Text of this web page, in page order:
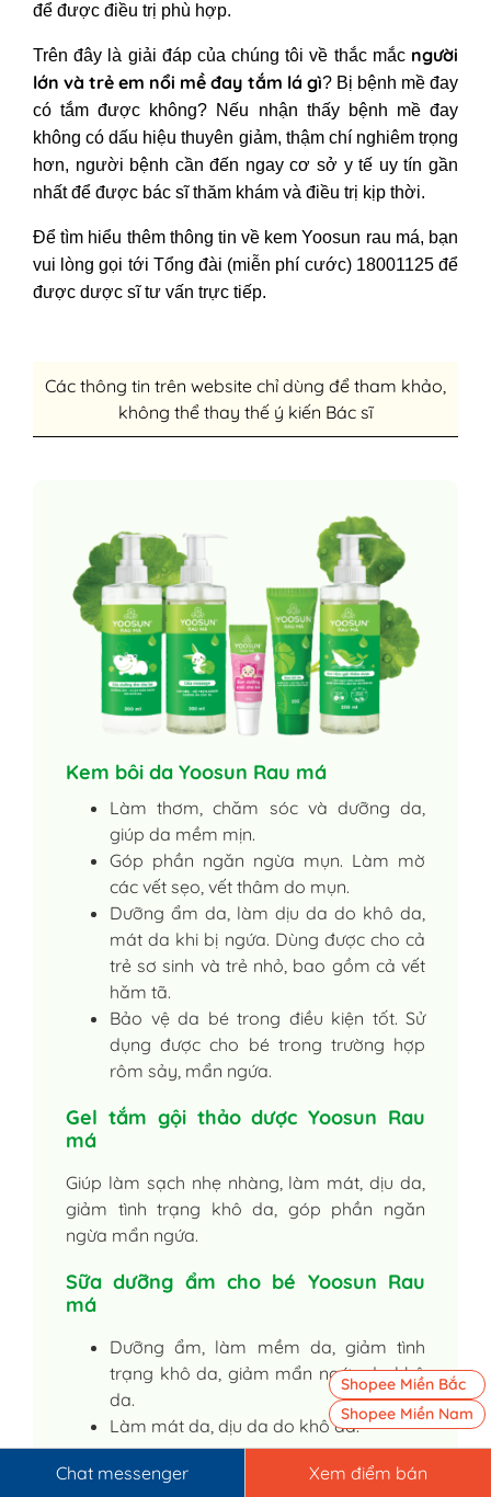
để được điều trị phù hợp.
Trên đây là giải đáp của chúng tôi về thắc mắc người
lớn và trẻ em nổi mề đay tắm lá gì? Bị bệnh mề đay
có tắm được không? Nếu nhận thấy bệnh mề đay
không có dấu hiệu thuyên giảm, thậm chí nghiêm trọng
hơn, người bệnh cần đến ngay cơ sở y tế uy tín gần
nhất để được bác sĩ thăm khám và điều trị kịp thời.
Để tìm hiểu thêm thông tin về kem Yoosun rau má, bạn
vui lòng gọi tới Tổng đài (miễn phí cước) 18001125 để
được dược sĩ tư vấn trực tiếp.
Các thông tin trên website chỉ dùng để tham khảo,
không thể thay thế ý kiến Bác sĩ
Kem bôi da Yoosun Rau má
Làm thơm, chăm sóc và dưỡng da,
giúp da mềm mịn.
Góp phần ngăn ngừa mụn. Làm mờ
các vết sẹo, vết thâm do mụn.
Dưỡng ẩm da, làm dịu da do khô da,
mát da khi bị ngứa. Dùng được cho cả
trẻ sơ sinh và trẻ nhỏ, bao gồm cả vết
hăm tã.
Bảo vệ da bé trong điều kiện tốt. Sử
dụng được cho bé trong trường hợp
rôm sảy, mẩn ngứa.
Gel tắm gội thảo dược Yoosun Rau
má
Giúp làm sạch nhẹ nhàng, làm mát, dịu da,
giảm tình trạng khô da, góp phần ngăn
ngừa mẩn ngứa.
Sữa dưỡng ẩm cho bé Yoosun Rau
má
Dưỡng ẩm, làm mềm da, giảm tình
trạng khô da, giảm mẩn ngứa do khô
da.
Làm mát da, dịu da do khô da.
Dầu massage cho bé Yoosun Rau má
Chat messenger Xem điểm bán
Shopee Miền Bắc
Shopee Miền Nam